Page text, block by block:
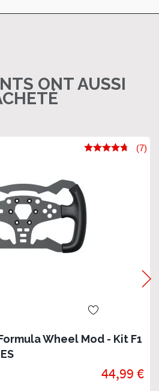
ONT AUSSI
Wheel Mod - Kit F1
(7)
44,99 €